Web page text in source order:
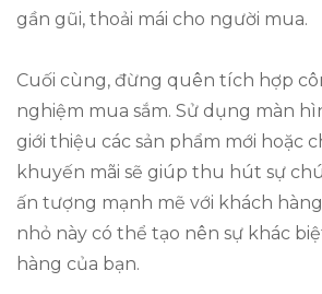
gần gũi, thoải mái cho người mua.
Cuối cùng, đừng quên tích hợp
nghiệm mua sắm. Sử dụng màn
giới thiệu các sản phẩm mới hoặc
khuyến mãi sẽ giúp thu hút sự
ấn tượng mạnh mẽ với khách
nhỏ này có thể tạo nên sự khác
hàng của bạn.